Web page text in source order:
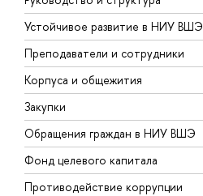
Устойчивое развитие в НИУ ВШЭ
Преподаватели и сотрудники
Корпуса и общежития
Закупки
Обращения граждан в НИУ ВШЭ
Фонд целевого капитала
Противодействие коррупции